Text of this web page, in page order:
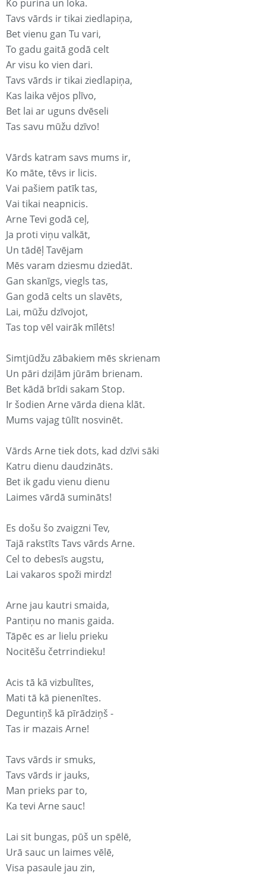
Ko purina un loka.
Tavs vārds ir tikai ziedlapiņa,
Bet vienu gan Tu vari,
To gadu gaitā godā celt
Ar visu ko vien dari.
Tavs vārds ir tikai ziedlapiņa,
Kas laika vējos plīvo,
Bet lai ar uguns dvēseli
Tas savu mūžu dzīvo!
Vārds katram savs mums ir,
Ko māte, tēvs ir licis.
Vai pašiem patīk tas,
Vai tikai neapnicis.
Arne Tevi godā ceļ,
Ja proti viņu valkāt,
Un tādēļ Tavējam
Mēs varam dziesmu dziedāt.
Gan skanīgs, viegls tas,
Gan godā celts un slavēts,
Lai, mūžu dzīvojot,
Tas top vēl vairāk mīlēts!
Simtjūdžu zābakiem mēs skrienam
Un pāri dziļām jūrām brienam.
Bet kādā brīdi sakam Stop.
Ir šodien Arne vārda diena klāt.
Mums vajag tūlīt nosvinēt.
Vārds Arne tiek dots, kad dzīvi sāki
Katru dienu daudzināts.
Bet ik gadu vienu dienu
Laimes vārdā sumināts!
Es došu šo zvaigzni Tev,
Tajā rakstīts Tavs vārds Arne.
Cel to debesīs augstu,
Lai vakaros spoži mirdz!
Arne jau kautri smaida,
Pantiņu no manis gaida.
Tāpēc es ar lielu prieku
Nocitēšu četrrindieku!
Acis tā kā vizbulītes,
Mati tā kā pienenītes.
Deguntiņš kā pīrādziņš -
Tas ir mazais Arne!
Tavs vārds ir smuks,
Tavs vārds ir jauks,
Man prieks par to,
Ka tevi Arne sauc!
Lai sit bungas, pūš un spēlē,
Urā sauc un laimes vēlē,
Visa pasaule jau zin,